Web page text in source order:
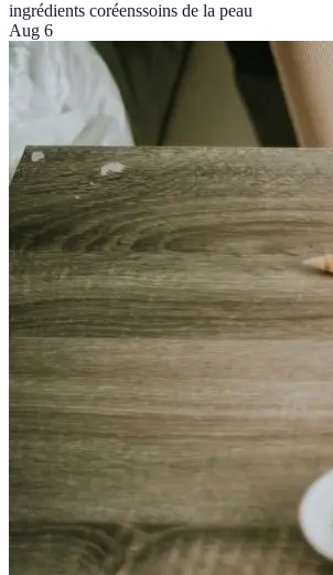
ingrédients coréenssoins de la peau
Aug 6